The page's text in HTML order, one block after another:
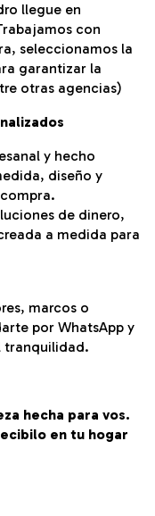
llegue en
con
seleccionamos la
garantizar la
otras agencias)
y hecho
diseño y
de dinero,
a medida para
marcos o
por WhatsApp y
tranquilidad.
hecha para vos.
en tu hogar